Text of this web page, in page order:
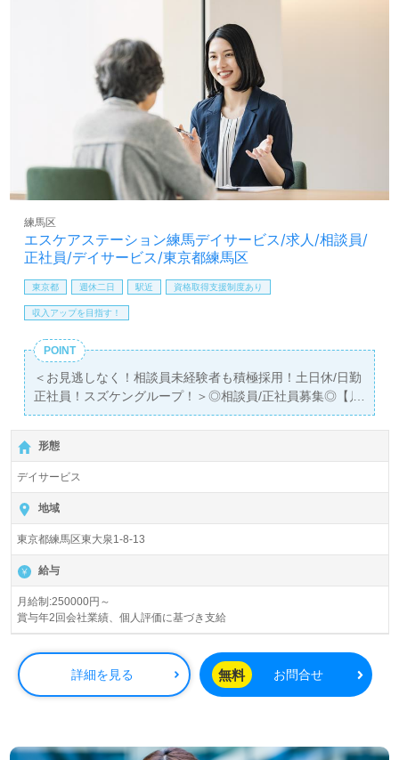
活かしてキャリアチェンジ、キャリアアップを実現した
い』『ワークライフバランスを充実させたい』『相談員業
務を深めたい、ホスピタリティを学びたい』『最後の転職/
職場を探している』等の方も大歓迎です。働き方等、担当
コンサルタントよりご案内します。お問い合わせも遠慮な
くお願いします。
全国の求人ご紹介！医療/福祉業界の正社員/パート求人探
しは【ウィルオブ介護】＊求人情報収集、将来的検討の方
相談可能です。転職相談、求人紹介、年収交渉など完全無
料サービスをご利用いただけます。＜非公開求人も取扱い
あり！＞"転職支援"のプロと一緒に転職活動！お問い合わ
せお待ちしております。
エスケアステーション練馬デイサービス/求人/相談員/
正社員/デイサービス/東京都練馬区
練馬区
東京都 週休二日 駅近 資格取得支援制度あり
収入アップを目指す！
POINT
＜お見逃しなく！相談員未経験者も積極採用！土日休/日勤
正社員！スズケングループ！＞◎相談員/正社員募集◎【月
給250,000円～277,640円/賞与2回】＊介護福祉士、社会福
祉士、社会福祉主事任用有資格者向け求人＊『大泉学園
駅』徒歩11分。
『エスケアステーション練馬デイサービス』スズケングル
ープ/株式会社エスケアメイト（本社：東京都練馬区）様の
運営です。東京都、千葉県、神奈川県、愛知県を中心にデ
イサービス、訪問介護、ショートステイ、小規模多機能型
居宅介護、介護付き有料老人ホーム、グループホーム、居
宅介護支援事業を展開されています。
◎すべての人に『笑顔』を！チームワーク抜群！資格取得
補助、充実のOJT、各種研修プログラム充実の事業所様！
◎
医療ソーシャルワーカー（MSW）や施設での相談員経験等
のある方はもちろん、これから相談員を目指される方も幅
おすすめポイント！『地域に必要とされる方のお役に立ち
形態
デイサービス
地域
東京都練馬区東大泉1-8-13
給与
月給制:250000円～
賞与年2回会社業績、個人評価に基づき支給
詳細を見る 無料 お問合せ